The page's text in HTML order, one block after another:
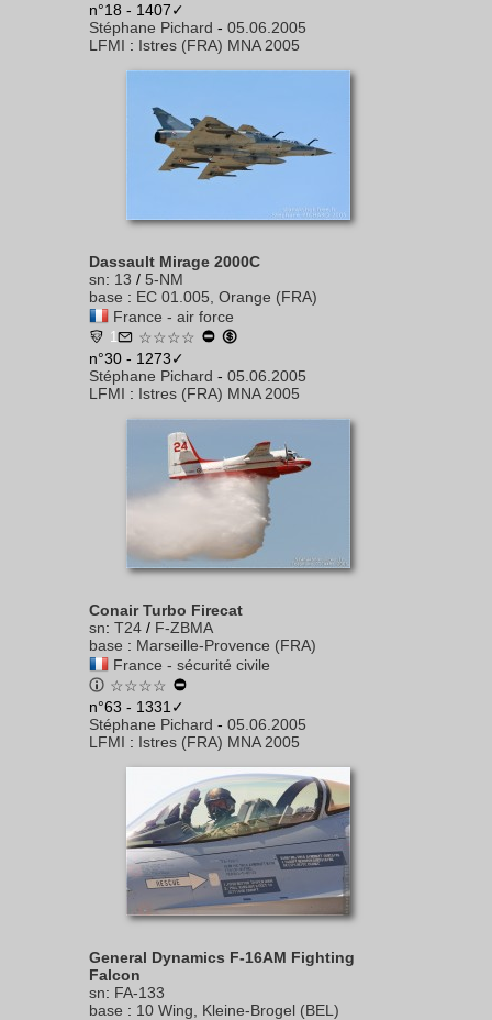
n°18 - 1407✓
Stéphane Pichard - 05.06.2005
LFMI : Istres (FRA) MNA 2005
Dassault Mirage 2000C
sn: 13 / 5-NM
base : EC 01.005, Orange (FRA)
France - air force
1
☆☆☆☆
n°30 - 1273✓
Stéphane Pichard - 05.06.2005
LFMI : Istres (FRA) MNA 2005
Conair Turbo Firecat
sn: T24 / F-ZBMA
base : Marseille-Provence (FRA)
France - sécurité civile
☆☆☆☆
n°63 - 1331✓
Stéphane Pichard - 05.06.2005
LFMI : Istres (FRA) MNA 2005
General Dynamics F-16AM Fighting
Falcon
sn: FA-133
base : 10 Wing, Kleine-Brogel (BEL)